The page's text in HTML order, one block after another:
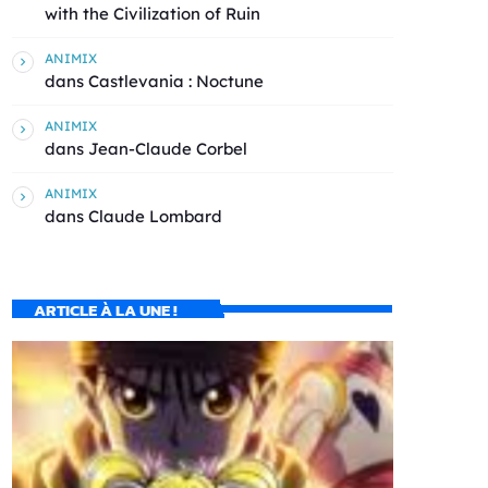
with the Civilization of Ruin
ANIMIX
dans Castlevania : Noctune
ANIMIX
dans Jean-Claude Corbel
ANIMIX
dans Claude Lombard
ARTICLE À LA UNE !